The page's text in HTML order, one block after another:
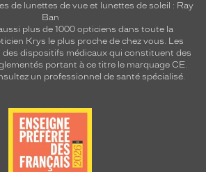
de lunettes de vue et lunettes de soleil : Ray
Ban
plus de 1000 opticiens dans toute la
Krys le plus proche de chez vous. Les
des dispositifs médicaux qui constituent des
portant à ce titre le marquage CE.
un professionnel de santé spécialisé.